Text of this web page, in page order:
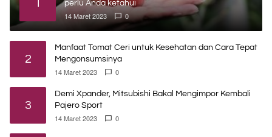
1
perlu Anda ketahui
14 Maret 2023 0
2
Manfaat Tomat Ceri untuk Kesehatan dan Cara Tepat
Mengonsumsinya
14 Maret 2023 0
3
Demi Xpander, Mitsubishi Bakal Mengimpor Kembali
Pajero Sport
14 Maret 2023 0